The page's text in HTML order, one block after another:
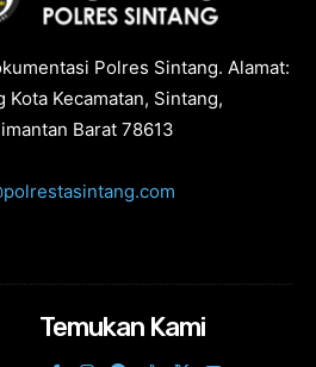
Polres Sintang. Alamat:
Kota Kecamatan, Sintang,
Barat 78613
Temukan Kami